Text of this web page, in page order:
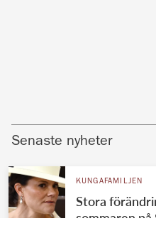
Senaste nyheter
KUNGAFAMILJEN
Stora
sommaren på